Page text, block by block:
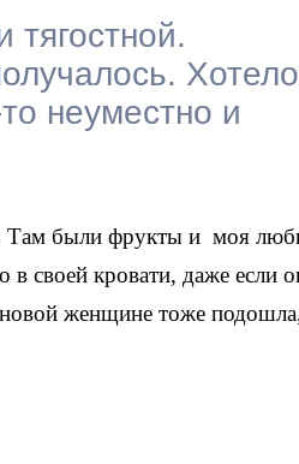
неуместно и
Там были фрукты и моя
своей кровати, даже если
женщине тоже